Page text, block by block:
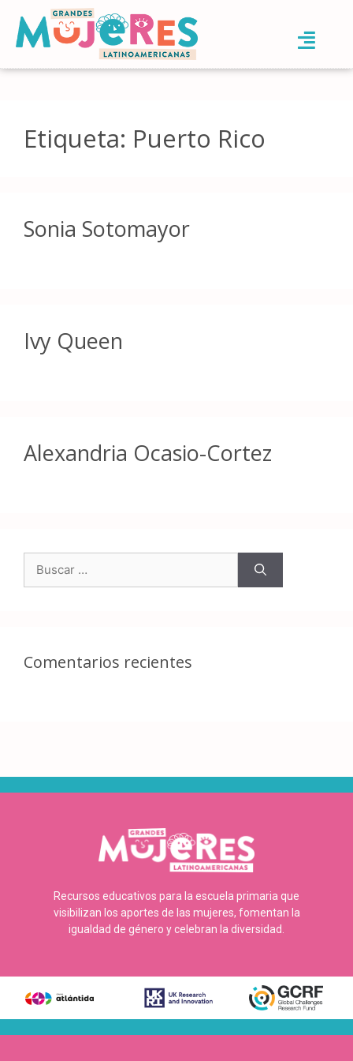
Etiqueta: Puerto Rico
Sonia Sotomayor
Ivy Queen
Alexandria Ocasio-Cortez
Comentarios recientes
Recursos educativos para la escuela primaria que
visibilizan los aportes de las mujeres, fomentan la
igualdad de género y celebran la diversidad.